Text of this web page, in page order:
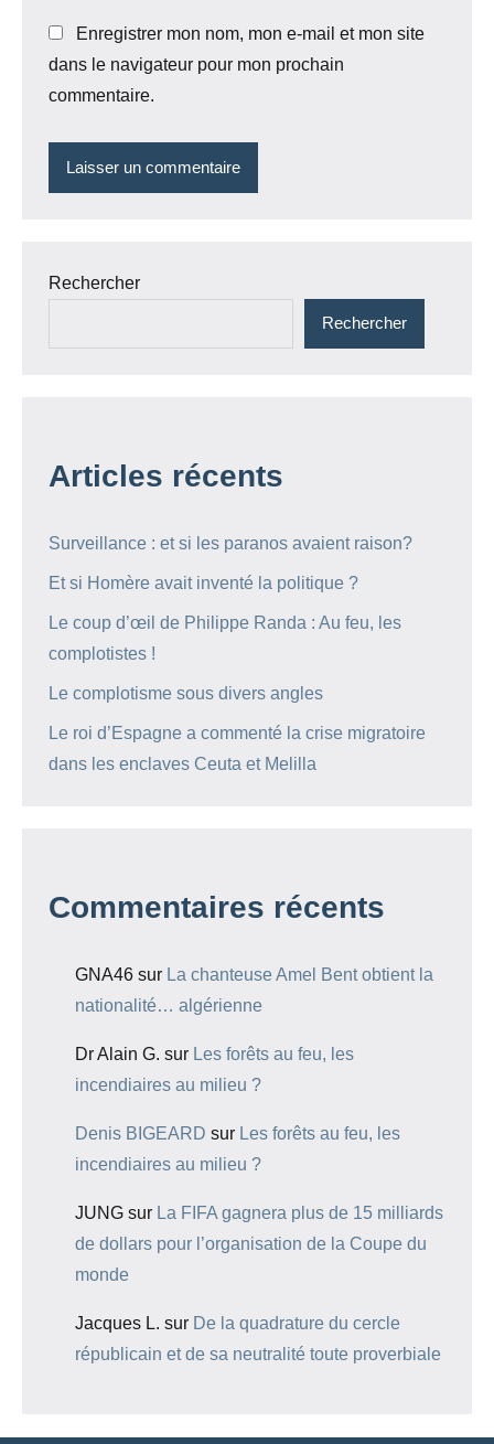
Enregistrer mon nom, mon e-mail et mon site
dans le navigateur pour mon prochain
commentaire.
Rechercher
Rechercher
Articles récents
Surveillance : et si les paranos avaient raison?
Et si Homère avait inventé la politique ?
Le coup d’œil de Philippe Randa : Au feu, les
complotistes !
Le complotisme sous divers angles
Le roi d’Espagne a commenté la crise migratoire
dans les enclaves Ceuta et Melilla
Commentaires récents
GNA46 sur La chanteuse Amel Bent obtient la
nationalité… algérienne
Dr Alain G. sur Les forêts au feu, les
incendiaires au milieu ?
Denis BIGEARD sur Les forêts au feu, les
incendiaires au milieu ?
JUNG sur La FIFA gagnera plus de 15 milliards
de dollars pour l’organisation de la Coupe du
monde
Jacques L. sur De la quadrature du cercle
républicain et de sa neutralité toute proverbiale